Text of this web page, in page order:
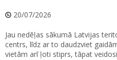
20/07/2026
Jau nedēļas sākumā Latvijas
centrs, līdz ar to daudzviet
vietām arī ļoti stiprs, tāpat